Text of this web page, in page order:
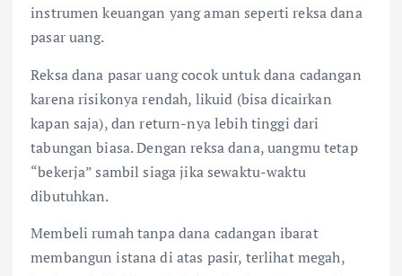
instrumen keuangan yang aman seperti reksa dana
pasar uang.
Reksa dana pasar uang cocok untuk dana cadangan
karena risikonya rendah, likuid (bisa dicairkan
kapan saja), dan return-nya lebih tinggi dari
tabungan biasa. Dengan reksa dana, uangmu tetap
“bekerja” sambil siaga jika sewaktu-waktu
dibutuhkan.
Membeli rumah tanpa dana cadangan ibarat
membangun istana di atas pasir, terlihat megah,